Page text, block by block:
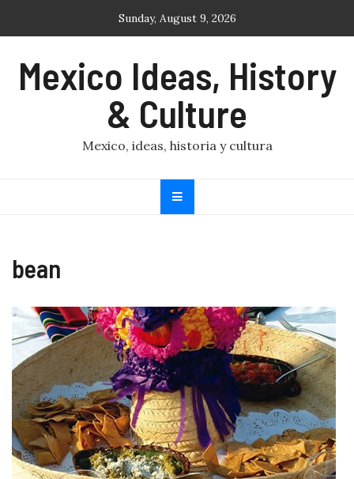
Sunday, August 9, 2026
Mexico Ideas, History
& Culture
Mexico, ideas, historia y cultura
bean